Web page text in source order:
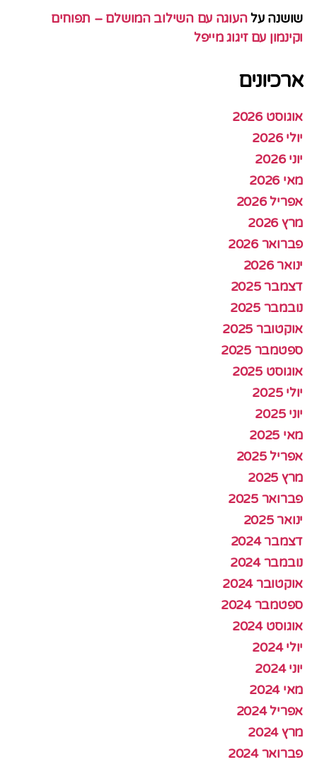
שושנה עלהעוגה עם השילוב המושלם – תפוחים
וקינמון עם זיגוג מייפל
ארכיונים
אוגוסט 2026
יולי 2026
יוני 2026
מאי 2026
אפריל 2026
מרץ 2026
פברואר 2026
ינואר 2026
דצמבר 2025
נובמבר 2025
אוקטובר 2025
ספטמבר 2025
אוגוסט 2025
יולי 2025
יוני 2025
מאי 2025
אפריל 2025
מרץ 2025
פברואר 2025
ינואר 2025
דצמבר 2024
נובמבר 2024
אוקטובר 2024
ספטמבר 2024
אוגוסט 2024
יולי 2024
יוני 2024
מאי 2024
אפריל 2024
מרץ 2024
פברואר 2024